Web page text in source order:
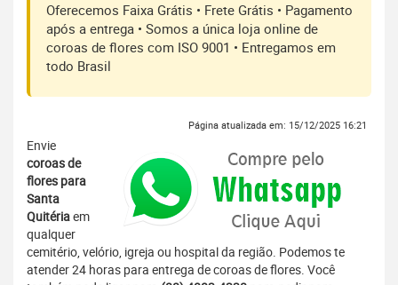
Oferecemos Faixa Grátis • Frete Grátis • Pagamento
após a entrega • Somos a única loja online de
coroas de flores com ISO 9001 • Entregamos em
todo Brasil
Página atualizada em: 15/12/2025 16:21
Envie
coroas de
flores para
Santa
Quitériaem
qualquer
cemitério, velório, igreja ou hospital da região. Podemos te
atender 24 horas para entrega de coroas de flores. Você